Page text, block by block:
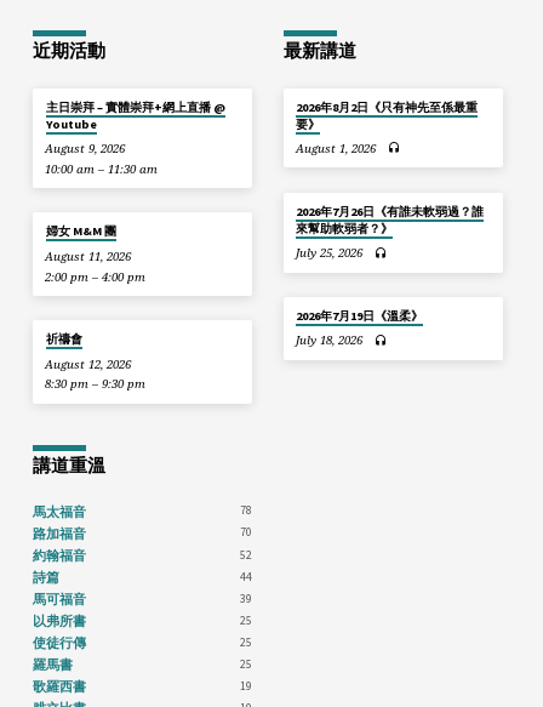
近期活動
主日崇拜 – 實體崇拜+網上直播 @
Youtube
August 9, 2026
10:00 am – 11:30 am
婦女 M&M 團
August 11, 2026
2:00 pm – 4:00 pm
祈禱會
August 12, 2026
8:30 pm – 9:30 pm
最新講道
2026年8月2日《只有神先至係最重
要》
August 1, 2026
2026年7月26日《有誰未軟弱過？誰
來幫助軟弱者？》
July 25, 2026
2026年7月19日《溫柔》
July 18, 2026
講道重溫
馬太福音 78
路加福音 70
約翰福音 52
詩篇 44
馬可福音 39
以弗所書 25
使徒行傳 25
羅馬書 25
歌羅西書 19